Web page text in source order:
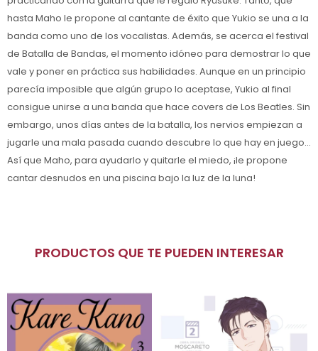
hasta Maho le propone al cantante de éxito que Yukio se una a la
banda como uno de los vocalistas. Además, se acerca el festival
de Batalla de Bandas, el momento idóneo para demostrar lo que
vale y poner en práctica sus habilidades. Aunque en un principio
parecía imposible que algún grupo lo aceptase, Yukio al final
consigue unirse a una banda que hace covers de Los Beatles. Sin
embargo, unos días antes de la batalla, los nervios empiezan a
jugarle una mala pasada cuando descubre lo que hay en juego...
Así que Maho, para ayudarlo y quitarle el miedo, ¡le propone
cantar desnudos en una piscina bajo la luz de la luna!
PRODUCTOS QUE TE PUEDEN INTERESAR